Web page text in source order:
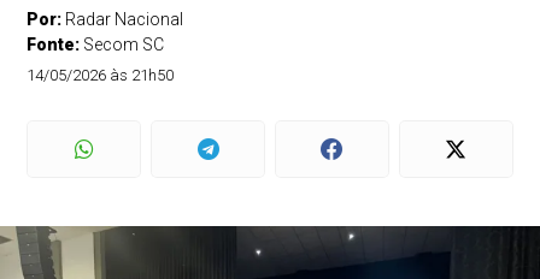
Por: Radar Nacional
Fonte: Secom SC
14/05/2026 às 21h50